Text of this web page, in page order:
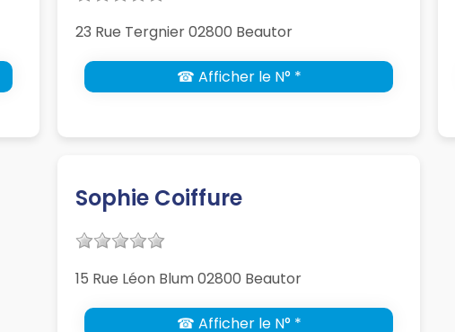
23 Rue Tergnier 02800 Beautor
☎ Afficher le N° *
Sophie Coiffure
15 Rue Léon Blum 02800 Beautor
☎ Afficher le N° *